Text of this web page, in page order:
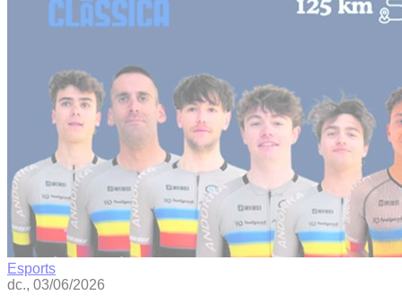
Esports
dc., 03/06/2026